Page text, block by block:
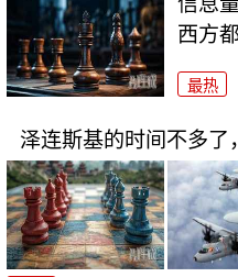
西方
最热
泽连斯基的时间不多了